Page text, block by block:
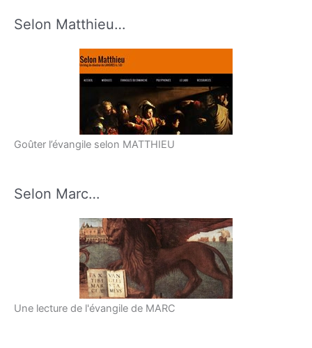
Selon Matthieu…
Goûter l’évangile selon MATTHIEU
Selon Marc…
Une lecture de l'évangile de MARC